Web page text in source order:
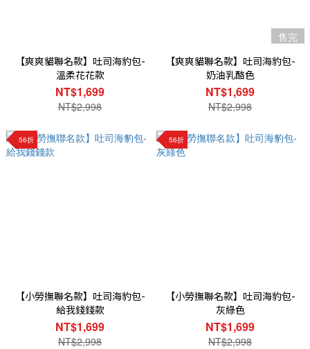
【爽爽貓聯名款】吐司海豹包-
溫柔花花款
NT$1,699
NT$2,998
售完
【爽爽貓聯名款】吐司海豹包-
奶油乳酪色
NT$1,699
NT$2,998
56折
【小勞撫聯名款】吐司海豹包-
給我錢錢款
NT$1,699
NT$2,998
56折
【小勞撫聯名款】吐司海豹包-
灰綠色
NT$1,699
NT$2,998